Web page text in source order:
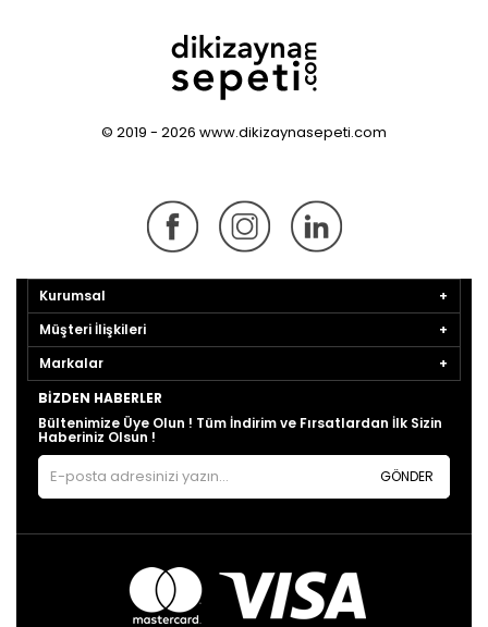
© 2019 - 2026 www.dikizaynasepeti.com
Kurumsal
Müşteri İlişkileri
Markalar
BIZDEN HABERLER
Bültenimize Üye Olun ! Tüm İndirim ve Fırsatlardan İlk Sizin
Haberiniz Olsun !
GÖNDER